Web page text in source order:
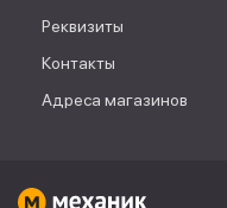
Реквизиты
Контакты
Адреса магазинов